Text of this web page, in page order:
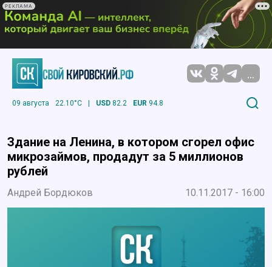
РЕКЛАМА
...
09 августа 22.10°C | USD 82.2 EUR 94.8
Здание на Ленина, в котором сгорел офис
микрозаймов, продадут за 5 миллионов
рублей
Андрей Бордюков 10.11.2017 - 16:00